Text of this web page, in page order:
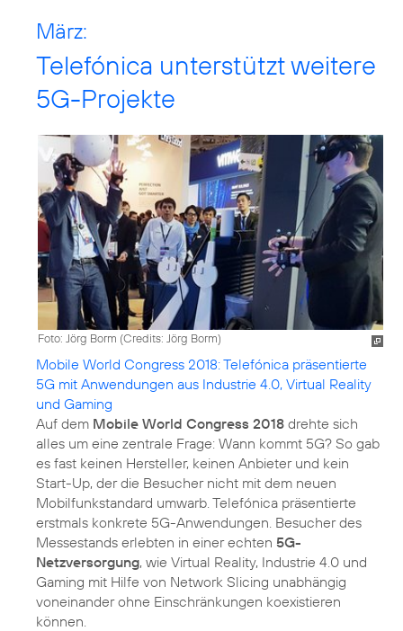
März:
Telefónica unterstützt weitere
5G-Projekte
Foto: Jörg Borm (Credits: Jörg Borm)
Mobile World Congress 2018: Telefónica präsentierte
5G mit Anwendungen aus Industrie 4.0, Virtual Reality
und Gaming
Auf dem Mobile World Congress 2018 drehte sich
alles um eine zentrale Frage: Wann kommt 5G? So gab
es fast keinen Hersteller, keinen Anbieter und kein
Start-Up, der die Besucher nicht mit dem neuen
Mobilfunkstandard umwarb. Telefónica präsentierte
erstmals konkrete 5G-Anwendungen. Besucher des
Messestands erlebten in einer echten 5G-
Netzversorgung, wie Virtual Reality, Industrie 4.0 und
Gaming mit Hilfe von Network Slicing unabhängig
voneinander ohne Einschränkungen koexistieren
können.